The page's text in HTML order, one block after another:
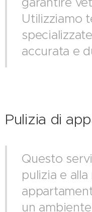
Utilizziamo
accurata e
Pulizia di
Questo
pulizia e
un